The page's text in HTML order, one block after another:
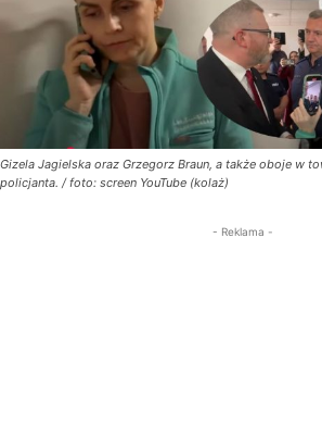
Gizela Jagielska oraz Grzegorz Braun, a także oboje w
policjanta. / foto: screen YouTube (kolaż)
- Reklama -